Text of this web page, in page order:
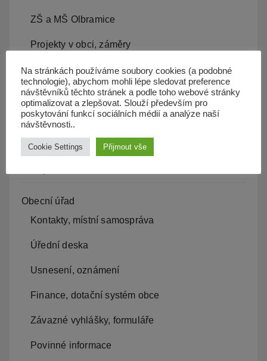
ZŠ a MŠ Olbramice
Projekty v obci, záměry
Kam s odpadem
Kanalizace
Územní plán
Občan server
Obecní úřad
Kontakty, místní samospráva
Úřední deska
Usnesení, oznámení
Finance, dotační systém obce
Závazné vyhlášky, formuláře
Povinné informace
Na stránkách používáme soubory cookies (a podobné
technologie), abychom mohli lépe sledovat preference
návštěvníků těchto stránek a podle toho webové stránky
optimalizovat a zlepšovat. Slouží především pro
poskytování funkcí sociálních médií a analýze naší
návštěvnosti..
Cookie Settings Přijmout vše